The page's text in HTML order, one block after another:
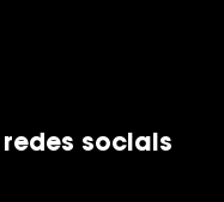
redes sociais